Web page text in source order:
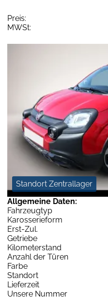
Preis:
MWSt:
Standort Zentrallager
Allgemeine Daten:
Fahrzeugtyp
Karosserieform
Erst-Zul.
Getriebe
Kilometerstand
Anzahl der Türen
Farbe
Standort
Lieferzeit
Unsere Nummer